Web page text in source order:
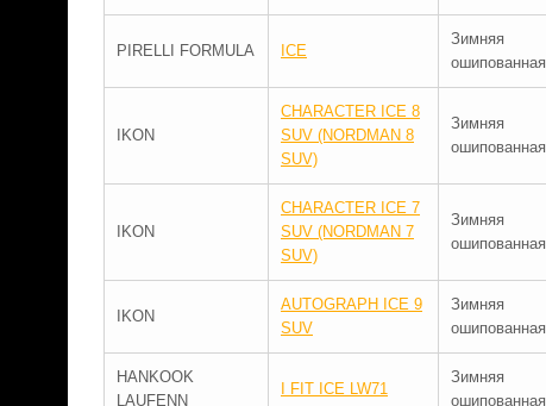
PIRELLI FORMULA ICE
Зимняя
ошипованная
IKON
CHARACTER ICE 8
SUV (NORDMAN 8
SUV)
Зимняя
ошипованная
IKON
CHARACTER ICE 7
SUV (NORDMAN 7
SUV)
Зимняя
ошипованная
IKON
AUTOGRAPH ICE 9
SUV
Зимняя
ошипованная
HANKOOK
LAUFENN
I FIT ICE LW71
Зимняя
ошипованная